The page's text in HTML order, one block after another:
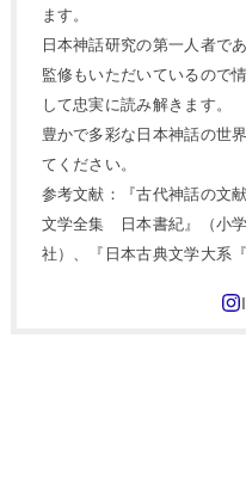
ます。
日本神話研究の第一人者で
監修もいただいているので
して忠実に読み解きます。
豊かで多彩な日本神話の世
てください。
参考文献：『古代神話の文
文学全集 日本書紀』（小
社）、『日本古典文学大系